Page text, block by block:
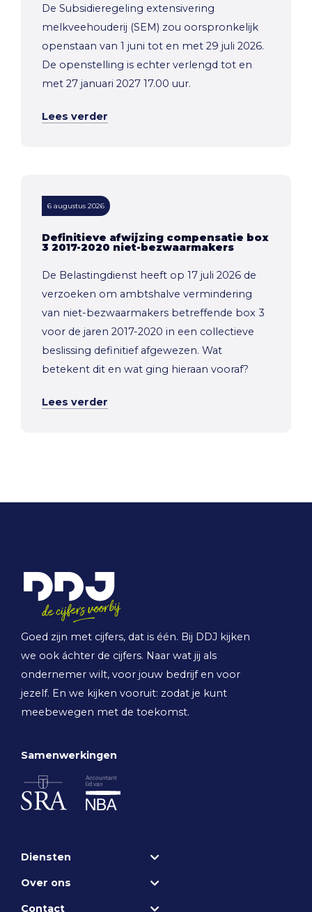
De Subsidieregeling extensivering
melkveehouderij (SEM) zou oorspronkelijk
openstaan van 1 juni tot en met 29 juli 2026.
De openstelling is echter verlengd tot en
met 27 januari 2027 17.00 uur.
Lees verder
6 augustus 2026
Definitieve afwijzing compensatie box
3 2017-2020 niet-bezwaarmakers
De Belastingdienst heeft op 17 juli 2026 de
verzoeken om ambtshalve vermindering
van niet-bezwaarmakers betreffende box 3
voor de jaren 2017-2020 in een collectieve
beslissing definitief afgewezen. Wat
betekent dit en wat ging hieraan vooraf?
Lees verder
Goed zijn met cijfers, dat is één. Bij DDJ kijken
we ook áchter de cijfers. Naar wat jij als
ondernemer wilt, voor jouw bedrijf en voor
jezelf. En we kijken vooruit: zodat je kunt
meebewegen met de toekomst.
Samenwerkingen
Diensten
Over ons
Contact